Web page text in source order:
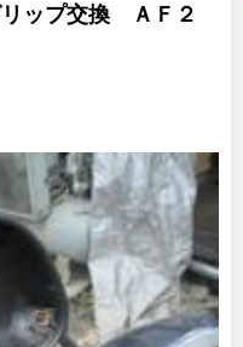
ップ交換 ＡＦ２